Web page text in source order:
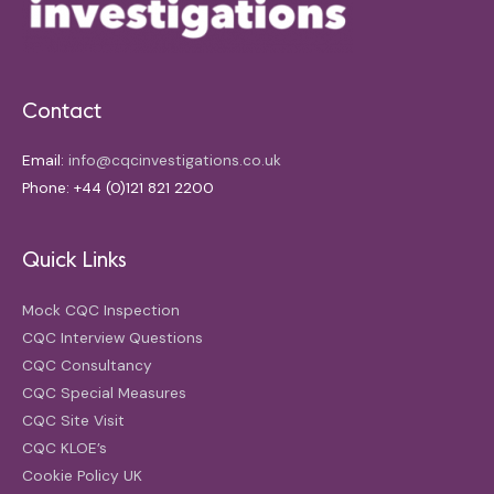
Contact
Email: info@cqcinvestigations.co.uk
Phone: +44 (0)121 821 2200
Quick Links
Mock CQC Inspection
CQC Interview Questions
CQC Consultancy
CQC Special Measures
CQC Site Visit
CQC KLOE’s
Cookie Policy UK